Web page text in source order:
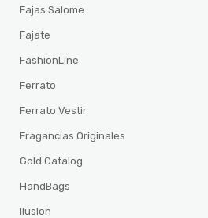
Fajas Salome
Fajate
FashionLine
Ferrato
Ferrato Vestir
Fragancias Originales
Gold Catalog
HandBags
Ilusion